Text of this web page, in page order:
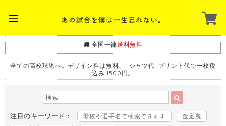
全国一律送料無料
全ての高校球児へ。デザイン料は無料、Tシャツ代+プリント代で一枚税
込み 1500円。
注目のキーワード： 母校や選手名で検索できます
金足農